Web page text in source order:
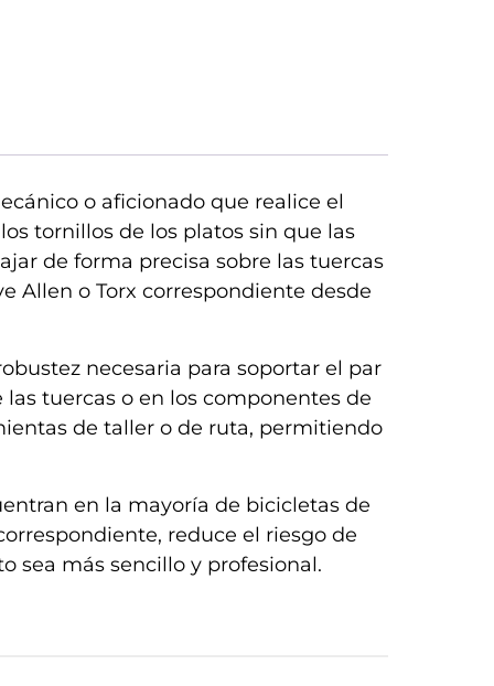
o aficionado que realice el
tornillos de los platos sin que las
de forma precisa sobre las tuercas
Allen o Torx correspondiente desde
necesaria para soportar el par
tuercas o en los componentes de
de taller o de ruta, permitiendo
en la mayoría de bicicletas de
reduce el riesgo de
sea más sencillo y profesional.